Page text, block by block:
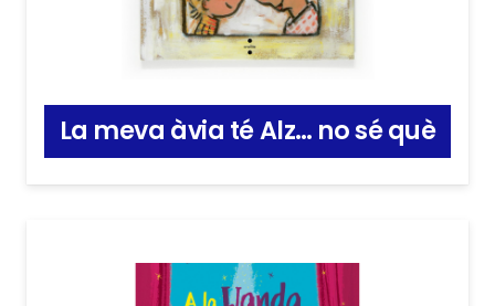
La meva àvia té Alz… no sé què